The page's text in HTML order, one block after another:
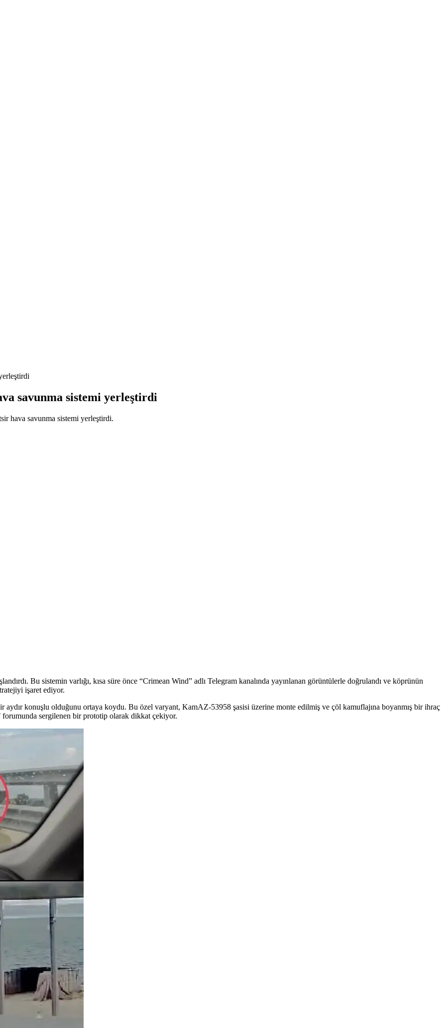
savunma sistemi yerleştirdi
hava savunma sistemi yerleştirdi.
Bu sistemin varlığı, kısa süre önce “Crimean Wind” adlı Telegram kanalında yayınlanan görüntülerle doğrulandı ve köprünün
işaret ediyor.
konuşlu olduğunu ortaya koydu. Bu özel varyant, KamAZ-53958 şasisi üzerine monte edilmiş ve çöl kamuflajına boyanmış bir ihraç
sergilenen bir prototip olarak dikkat çekiyor.